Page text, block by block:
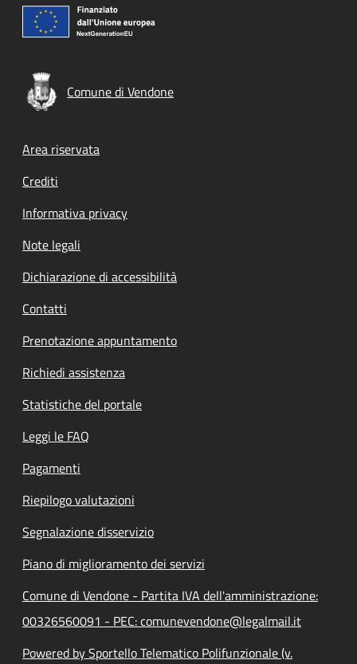
Comune di Vendone
Footer menu
Area riservata
Crediti
Informativa privacy
Note legali
Dichiarazione di accessibilità
Contatti
Prenotazione appuntamento
Richiedi assistenza
Statistiche del portale
Leggi le FAQ
Pagamenti
Riepilogo valutazioni
Segnalazione disservizio
Piano di miglioramento dei servizi
Comune di Vendone - Partita IVA dell'amministrazione:
00326560091 - PEC: comunevendone@legalmail.it
Powered by Sportello Telematico Polifunzionale (v.